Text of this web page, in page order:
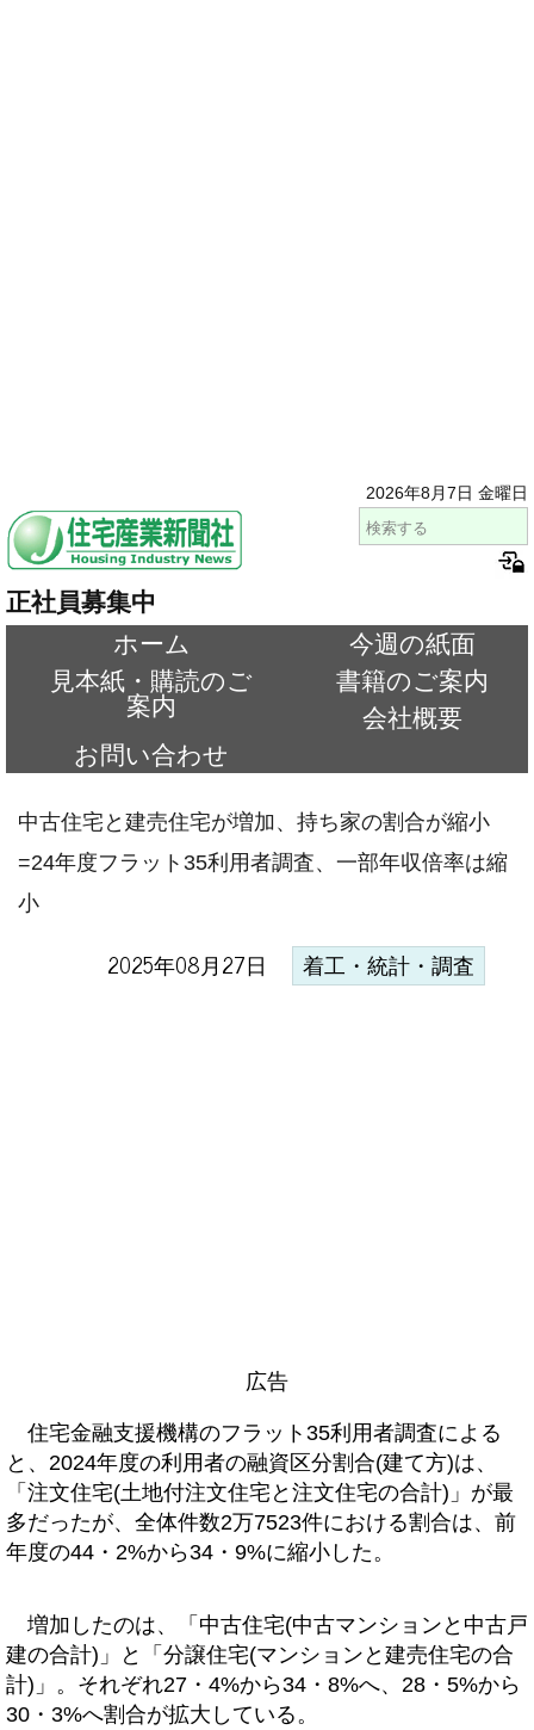
2026年8月7日 金曜日
正社員募集中
ホーム
今週の紙面
見本紙・購読のご
案内
書籍のご案内
会社概要
お問い合わせ
中古住宅と建売住宅が増加、持ち家の割合が縮小
=24年度フラット35利用者調査、一部年収倍率は縮
小
2025年08月27日 着工・統計・調査
広告
住宅金融支援機構のフラット35利用者調査による
と、2024年度の利用者の融資区分割合(建て方)は、
「注文住宅(土地付注文住宅と注文住宅の合計)」が最
多だったが、全体件数2万7523件における割合は、前
年度の44・2%から34・9%に縮小した。
増加したのは、「中古住宅(中古マンションと中古戸
建の合計)」と「分譲住宅(マンションと建売住宅の合
計)」。それぞれ27・4%から34・8%へ、28・5%から
30・3%へ割合が拡大している。